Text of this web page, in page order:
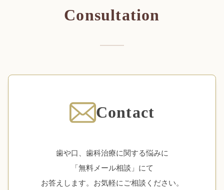
Consultation
Contact
歯や口、歯科治療に関する悩みに
「無料メール相談」にて
お答えします。お気軽にご相談ください。